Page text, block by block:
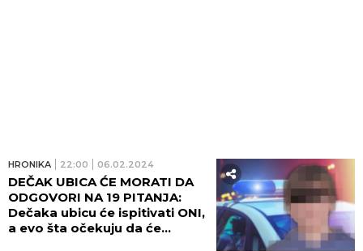
HRONIKA 22:00 06.02.2024
DEČAK UBICA ĆE MORATI DA
ODGOVORI NA 19 PITANJA:
Dečaka ubicu će ispitivati ONI,
a evo šta očekuju da će